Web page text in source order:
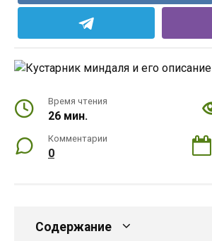
Время чтения
26 мин.
Комментарии
0
Содержание